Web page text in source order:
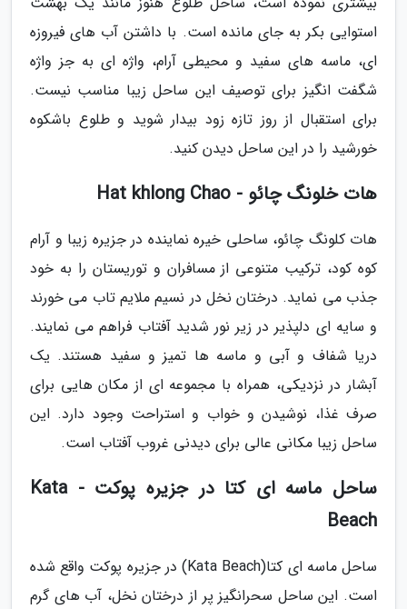
استوایی بکر به جای مانده است. با داشتن آب های فیروزه
ای، ماسه های سفید و محیطی آرام، واژه ای به جز واژه
شگفت انگیز برای توصیف این ساحل زیبا مناسب نیست.
برای استقبال از روز تازه زود بیدار شوید و طلوع باشکوه
خورشید را در این ساحل دیدن کنید.
هات خلونگ چائو - Hat khlong Chao
هات کلونگ چائو، ساحلی خیره نماینده در جزیره زیبا و آرام
کوه کود، ترکیب متنوعی از مسافران و توریستان را به خود
جذب می نماید. درختان نخل در نسیم ملایم تاب می خورند
و سایه ای دلپذیر در زیر نور شدید آفتاب فراهم می نمایند.
دریا شفاف و آبی و ماسه ها تمیز و سفید هستند. یک
آبشار در نزدیکی، همراه با مجموعه ای از مکان هایی برای
صرف غذا، نوشیدن و خواب و استراحت وجود دارد. این
ساحل زیبا مکانی عالی برای دیدنی غروب آفتاب است.
ساحل ماسه ای کتا در جزیره پوکت - Kata
Beach
ساحل ماسه ای کتا(Kata Beach) در جزیره پوکت واقع شده
است. این ساحل سحرانگیز پر از درختان نخل، آب های گرم